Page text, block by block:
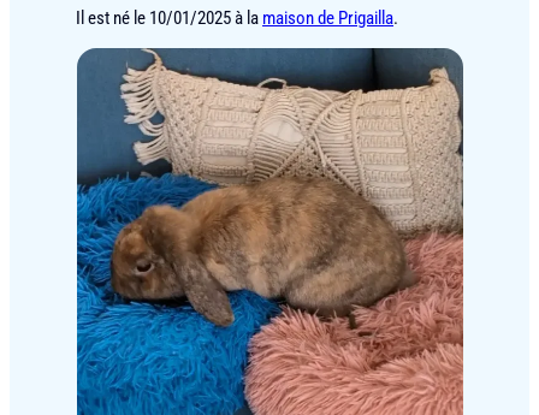
Il est né le 10/01/2025 à la maison de Prigailla.